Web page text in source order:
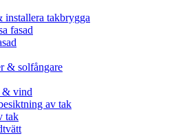
installera takbrygga
fasad
& solfångare
& vind
av tak
tak